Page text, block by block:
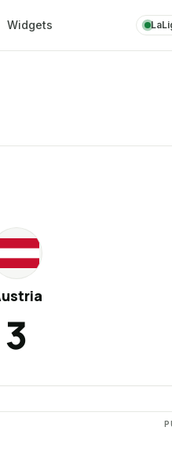
Widgets
3